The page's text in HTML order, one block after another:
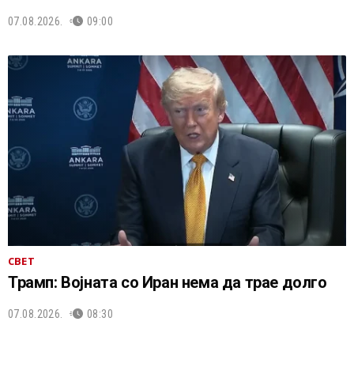
07.08.2026. 09:00
СВЕТ
Трамп: Војната со Иран нема да трае долго
07.08.2026. 08:30